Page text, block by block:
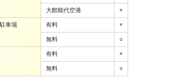
大館能代空港 ×
車場 有料 ×
無料 ○
有料 ×
無料 ○